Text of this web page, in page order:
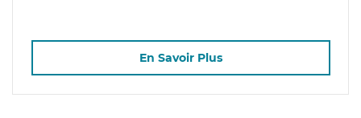
En Savoir Plus